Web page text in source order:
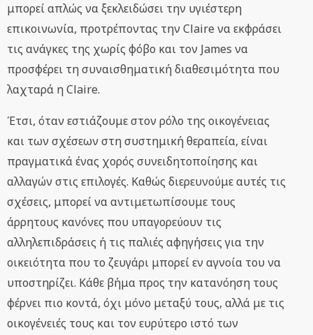
μπορεί απλώς να ξεκλειδώσει την υγιέστερη
επικοινωνία, προτρέποντας την Claire να εκφράσει
τις ανάγκες της χωρίς φόβο και τον James να
προσφέρει τη συναισθηματική διαθεσιμότητα που
λαχταρά η Claire.
Έτσι, όταν εστιάζουμε στον ρόλο της οικογένειας
και των σχέσεων στη συστημική θεραπεία, είναι
πραγματικά ένας χορός συνειδητοποίησης και
αλλαγών στις επιλογές. Καθώς διερευνούμε αυτές τις
σχέσεις, μπορεί να αντιμετωπίσουμε τους
άρρητους κανόνες που υπαγορεύουν τις
αλληλεπιδράσεις ή τις παλιές αφηγήσεις για την
οικειότητα που το ζευγάρι μπορεί εν αγνοία του να
υποστηρίζει. Κάθε βήμα προς την κατανόηση τους
φέρνει πιο κοντά, όχι μόνο μεταξύ τους, αλλά με τις
οικογένειές τους και τον ευρύτερο ιστό των